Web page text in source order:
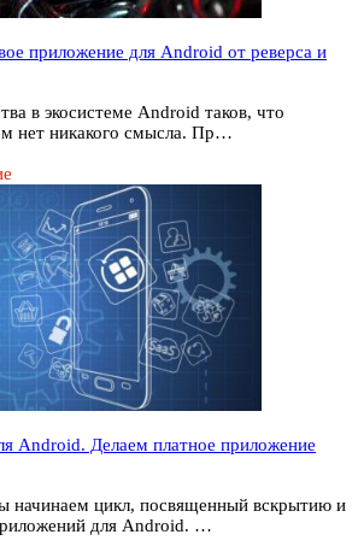
приложение для Android от реверса и
в экосистеме Android таков, что
нет никакого смысла. Пр…
Android. Делаем платное приложение
начинаем цикл, посвященный вскрытию и
для Android. …